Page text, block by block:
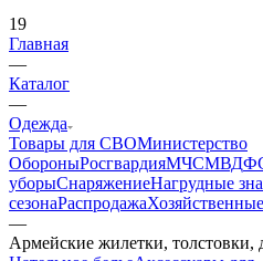
Корзина 0